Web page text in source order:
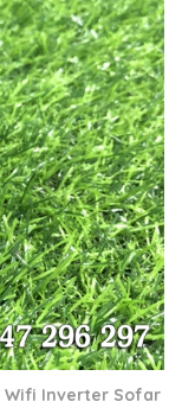
Wifi Inverter Sofar